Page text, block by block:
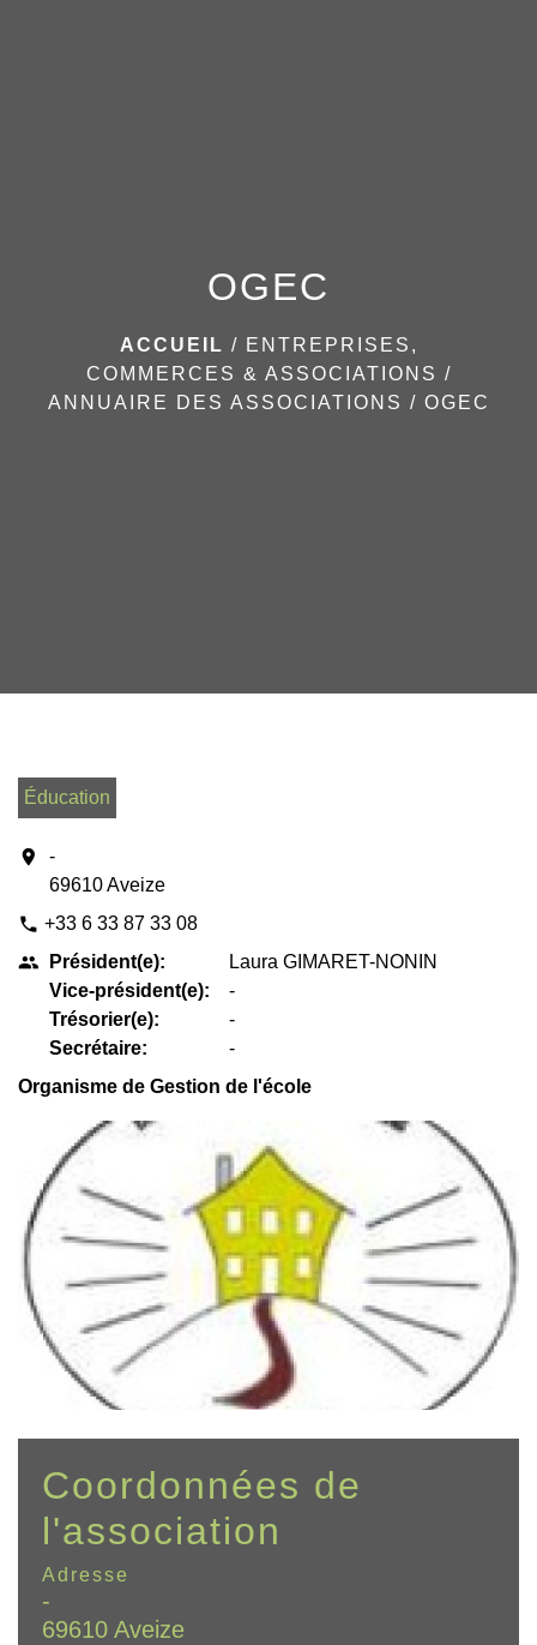
OGEC
ACCUEIL / ENTREPRISES,
COMMERCES & ASSOCIATIONS /
ANNUAIRE DES ASSOCIATIONS / OGEC
Éducation
location_on
-
69610 Aveize
phone +33 6 33 87 33 08
people
Président(e):
Vice-président(e):
Trésorier(e):
Secrétaire:
Laura GIMARET-NONIN
-
-
-
Organisme de Gestion de l'école
Coordonnées de
l'association
Adresse
-
69610 Aveize